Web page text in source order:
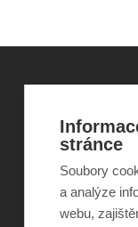
©Obecně
stránce
Soubory
a analýze
webu,